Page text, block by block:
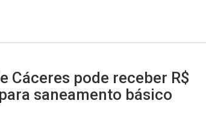
Cáceres pode receber R$
saneamento básico